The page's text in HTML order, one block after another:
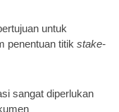
untuk
penentuan titik stake-
sangat diperlukan